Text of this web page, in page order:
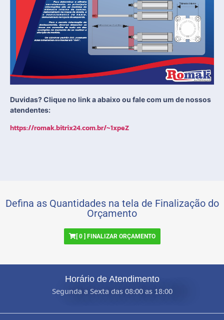
Duvidas? Clique no link a abaixo ou fale com um de nossos
atendentes:
https://romak.bitrix24.com.br/~1xpeZ
Defina as Quantidades na tela de Finalização do
Orçamento
[ 0] FINALIZAR ORÇAMENTO
Horário de Atendimento
Segunda a Sexta das 08:00 as 18:00